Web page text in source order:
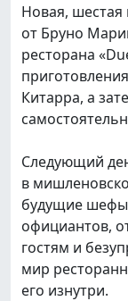
Новая, шестая
от Бруно
ресторана
Китарра, а
Следующий
в
будущие шефы
официантов,
гостям и
мир
его изнутри.